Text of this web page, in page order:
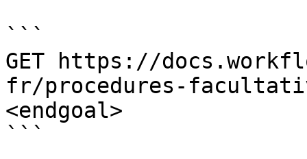
```
GET https://
fr/procedures-
<endgoal>
```